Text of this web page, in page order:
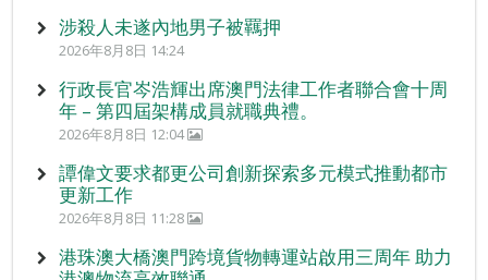
涉殺人未遂內地男子被羈押
2026年8月8日 14:24
行政長官岑浩輝出席澳門法律工作者聯合會十周
年 – 第四屆架構成員就職典禮。
2026年8月8日 12:04
譚偉文要求都更公司創新探索多元模式推動都市
更新工作
2026年8月8日 11:28
港珠澳大橋澳門跨境貨物轉運站啟用三周年 助力